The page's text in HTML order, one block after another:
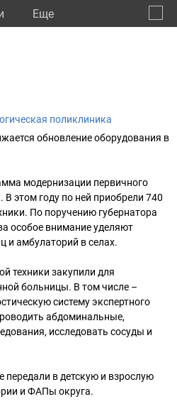
Eще
поликлиника
обновление оборудования в
модернизации первичного
В этом году по ней приобрели 740
По поручению губернатора
особое внимание уделяют
и амбулаторий в селах.
техники закупили для
больницы. В том числе –
систему экспертного
абдоминальные,
исследовать сосуды и
передали в детскую и взрослую
и ФАПы округа.